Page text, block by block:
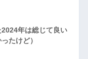
年は総じて良い
たけど）